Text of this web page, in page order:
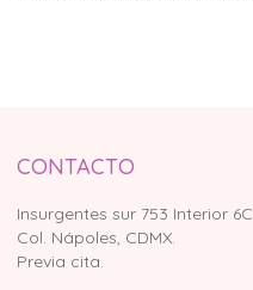
CONTACTO
Insurgentes sur 753 Interior 6C
Col. Nápoles, CDMX.
Previa cita.